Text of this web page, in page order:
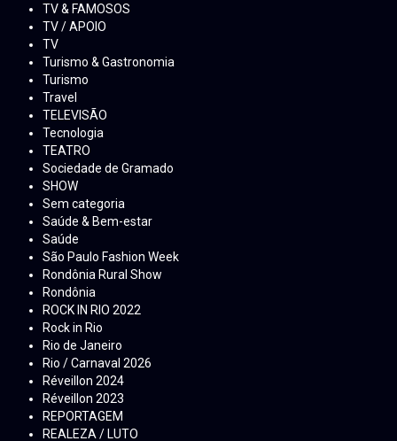
TV & FAMOSOS
TV / APOIO
TV
Turismo & Gastronomia
Turismo
Travel
TELEVISÃO
Tecnologia
TEATRO
Sociedade de Gramado
SHOW
Sem categoria
Saúde & Bem-estar
Saúde
São Paulo Fashion Week
Rondônia Rural Show
Rondônia
ROCK IN RIO 2022
Rock in Rio
Rio de Janeiro
Rio / Carnaval 2026
Réveillon 2024
Réveillon 2023
REPORTAGEM
REALEZA / LUTO